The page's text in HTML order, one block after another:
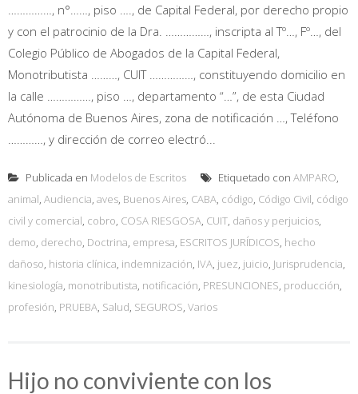
……………, n°……, piso …., de Capital Federal, por derecho propio
y con el patrocinio de la Dra. ……………, inscripta al Tº…, Fº…, del
Colegio Público de Abogados de la Capital Federal,
Monotributista ………, CUIT ……………, constituyendo domicilio en
la calle ……………, piso …, departamento “…”, de esta Ciudad
Autónoma de Buenos Aires, zona de notificación …, Teléfono
…………, y dirección de correo electró...
Publicada en Modelos de Escritos Etiquetado con AMPARO,
animal, Audiencia, aves, Buenos Aires, CABA, código, Código Civil, código
civil y comercial, cobro, COSA RIESGOSA, CUIT, daños y perjuicios,
demo, derecho, Doctrina, empresa, ESCRITOS JURÍDICOS, hecho
dañoso, historia clínica, indemnización, IVA, juez, juicio, Jurisprudencia,
kinesiología, monotributista, notificación, PRESUNCIONES, producción,
profesión, PRUEBA, Salud, SEGUROS, Varios
Hijo no conviviente con los